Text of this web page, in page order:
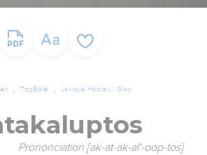
TopBible Lexique Hébreu / Grec
Prononciation [ak-at-ak-al'-oop-tos]